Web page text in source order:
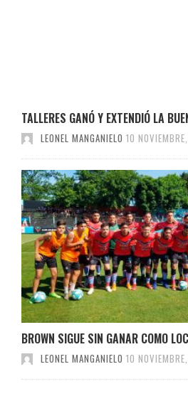
TALLERES GANÓ Y EXTENDIÓ LA
LEONEL MANGANIELO 10
BROWN SIGUE SIN GANAR COMO
LEONEL MANGANIELO 10